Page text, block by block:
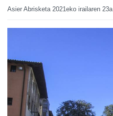
Asier Abrisketa 2021eko irailaren 23a